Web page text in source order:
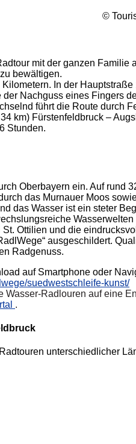
©
mit der ganzen
bewältigen.
In der
Nachguss eines Fingers
führt die Route durch
km) Fürstenfeldbruck –
Stunden.
Oberbayern ein. Auf
das Murnauer Moos
das Wasser ist ein steter
Ottilien und die
ausgeschildert.
Radgenuss.
auf Smartphone oder
suedwestschleife-kunst/
Wasser-Radlouren auf eine
.
unterschiedlicher